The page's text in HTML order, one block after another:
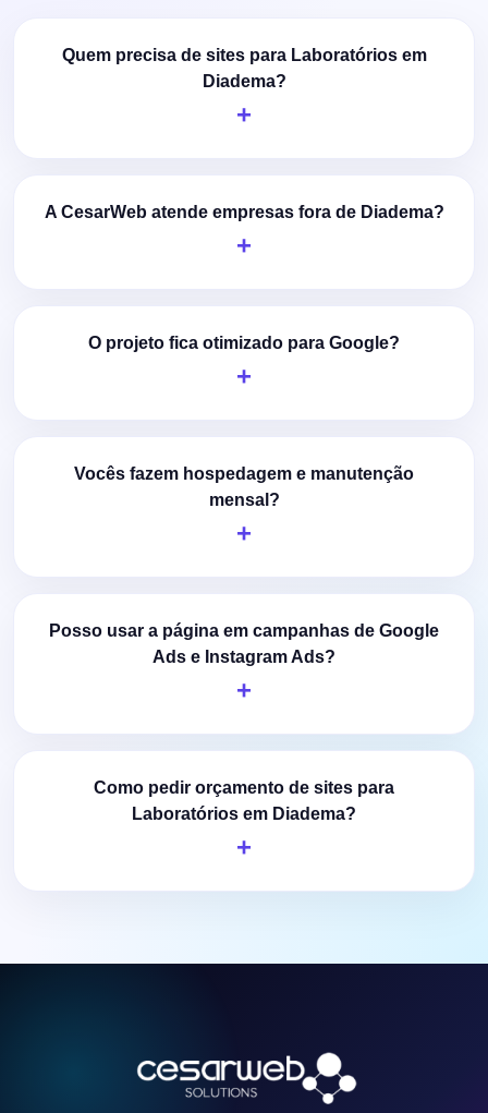
Quem precisa de sites para Laboratórios em
Diadema?
A CesarWeb atende empresas fora de Diadema?
O projeto fica otimizado para Google?
Vocês fazem hospedagem e manutenção
mensal?
Posso usar a página em campanhas de Google
Ads e Instagram Ads?
Como pedir orçamento de sites para
Laboratórios em Diadema?